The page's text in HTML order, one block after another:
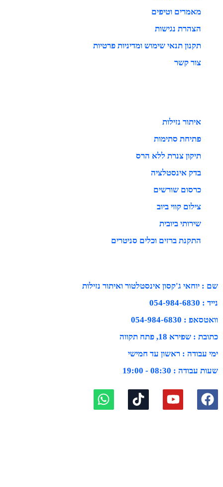
מאמרים וטיפים
הצהרת נגישות
תקנון תנאי שימוש ומדיניות פרטיות
צור קשר
איתור נזילות
פתיחת סתימות
תיקון צנרת ללא הרס
בדק אינסטלציה
כרסום שורשים
צילום קווי ביוב
שירותי ביובית
התקנת ברזים וכלים סניטרים
שם : יוחאי ג'קסון אינסטלטור ואיתור נזילות
נייד : 054-984-6830
וואטסאפ : 054-984-6830
כתובת : שפירא 18, פתח תקווה
ימי עבודה : ראשון עד חמישי
שעות עבודה : 08:30 - 19:00